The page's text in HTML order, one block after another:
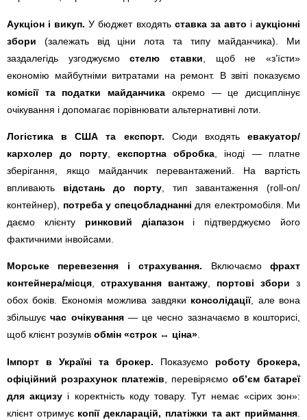
Аукціон і викуп. У бюджет входять ставка за авто іаукціонні
збори (залежать від ціни лота та типу майданчика). Ми
заздалегідь узгоджуємостелю ставки , щоб не «з’їсти»
економію майбутніми витратами на ремонт. В звіті показуємо
комісії та податки майданчика окремо — це дисциплінує
очікування і допомагає порівнювати альтернативні лоти.
Логістика в США та експорт. Сюди входятьевакуатор/
кархолер до порту, експортна обробка , іноді — платне
зберігання, якщо майданчик перевантажений. На вартість
впливають відстань до порту , тип завантаження (roll-on/
контейнер), потреба у спецобладнанні для електромобіля. Ми
даємо клієнту ринковий діапазоні підтверджуємо його
фактичними інвойсами.
Морське перевезення і страхування. Включаємофрахт
контейнера/місця, страхування вантажу, портові збори з
обох боків. Економія можлива завдяки консолідації, але вона
збільшуєчас очікування— це чесно зазначаємо в кошторисі,
щоб клієнт розумів обмін «строк ↔ ціна».
Імпорт в Україні та брокер. Показуємо роботу брокера,
офіційний розрахунок платежів , перевіряємо об’єм батареї
для акцизу і коректність коду товару. Тут немає «сірих зон»:
клієнт отримує копії декларацій, платіжки та акт приймання